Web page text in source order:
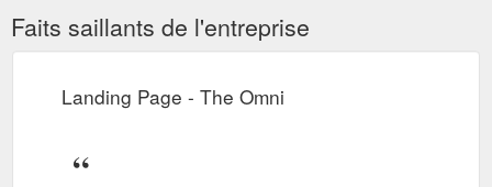
Faits saillants de l'entreprise
Landing Page - The Omni